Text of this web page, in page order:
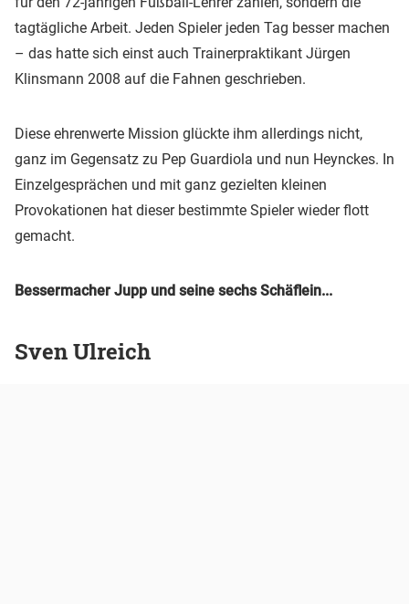
tagtägliche Arbeit. Jeden Spieler jeden Tag besser machen
– das hatte sich einst auch Trainerpraktikant Jürgen
Klinsmann 2008 auf die Fahnen geschrieben.
Diese ehrenwerte Mission glückte ihm allerdings nicht,
ganz im Gegensatz zu Pep Guardiola und nun Heynckes. In
Einzelgesprächen und mit ganz gezielten kleinen
Provokationen hat dieser bestimmte Spieler wieder flott
gemacht.
Bessermacher Jupp und seine sechs Schäflein...
Sven Ulreich